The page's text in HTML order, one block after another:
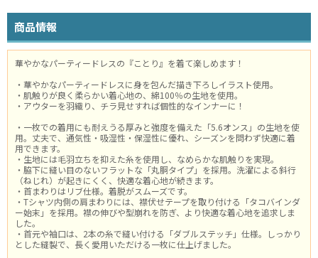
商品情報
華やかなパーティードレスの『ことり』を着て楽しめます！
・華やかなパーティードレスに身を包んだ描き下ろしイラスト使用。
・肌触りが良く柔らかい着心地の、綿100％の生地を使用。
・アウターを羽織り、チラ見せすれば個性的なインナーに！
・一枚での着用にも耐えうる厚みと強度を備えた「5.6オンス」の生地を使
用。丈夫で、通気性・吸湿性・保湿性に優れ、シーズンを問わず快適に着
用できます。
・生地には毛羽立ちを抑えた糸を使用し、なめらかな肌触りを実現。
・脇下に縫い目のないフラットな「丸胴タイプ」を採用。洗濯による斜行
（ねじれ）が起きにくく、快適な着心地が続きます。
・首まわりはリブ仕様。着脱がスムーズです。
・Tシャツ内側の肩まわりには、襟伏せテープを取り付ける「タコバインダ
ー始末」を採用。襟の伸びや型崩れを防ぎ、より快適な着心地を追求しま
した。
・首元や袖口は、2本の糸で縫い付ける「ダブルステッチ」仕様。しっかり
とした縫製で、長く愛用いただける一枚に仕上げました。